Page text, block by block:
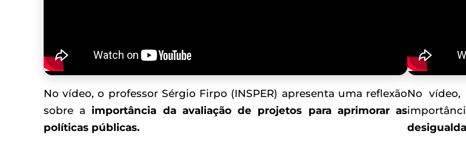
No vídeo, o professor Sérgio Firpo (INSPER) apresenta uma reflexão
sobre a importância da avaliação de projetos para aprimorar as
políticas públicas.
No vídeo,